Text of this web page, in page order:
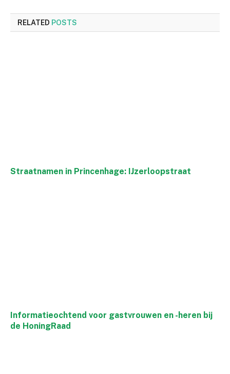
RELATED POSTS
Straatnamen in Princenhage: IJzerloopstraat
Informatieochtend voor gastvrouwen en -heren bij
de HoningRaad